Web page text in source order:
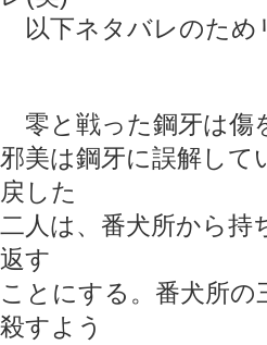
以下ネタバレのため
零と戦った鋼牙は傷
邪美は鋼牙に誤解して
戻した
二人は、番犬所から持
返す
ことにする。番犬所の
殺すよう